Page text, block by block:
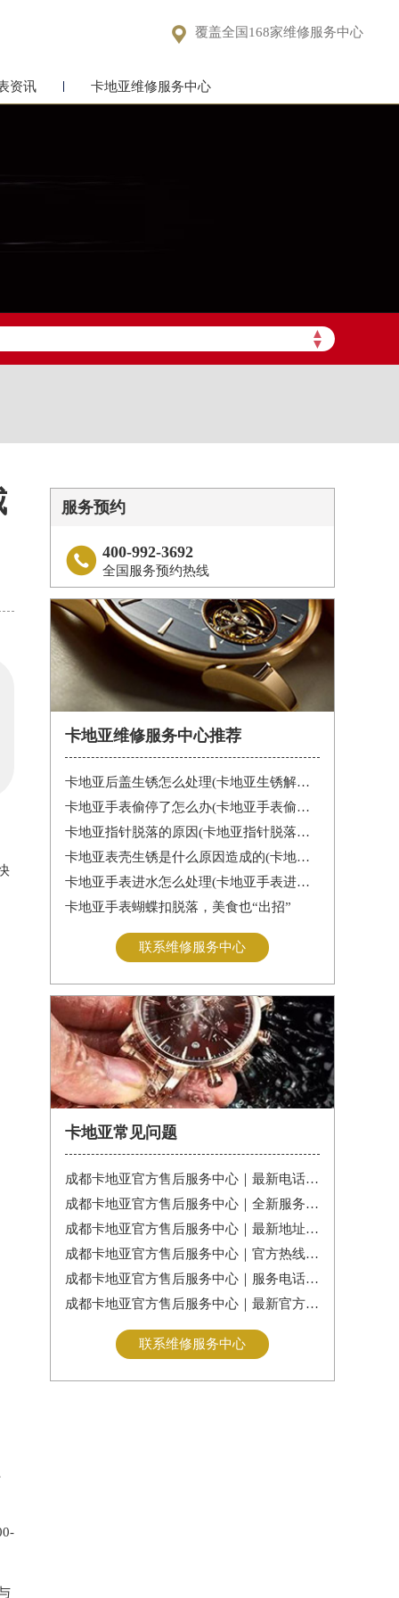
 覆盖全国168家维修服务中心
资讯 卡地亚维修服务中心
▲
▼
服务预约
 400-992-3692
全国服务预约热线
卡地亚维修服务中心推荐
卡地亚后盖生锈怎么处理(卡地亚生锈解决办法)
卡地亚手表偷停了怎么办(卡地亚手表偷停解决办法)
卡地亚指针脱落的原因(卡地亚指针脱落怎么办？)
卡地亚表壳生锈是什么原因造成的(卡地亚手表生锈怎么办？)
卡地亚手表进水怎么处理(卡地亚手表进水怎么办)
卡地亚手表蝴蝶扣脱落，美食也“出招”
联系维修服务中心
卡地亚常见问题
成都卡地亚官方售后服务中心｜最新电话和维修门店地址权威信息公告（2026年7月最新）
成都卡地亚官方售后服务中心｜全新服务热线及门店地址权威信息公告（2026年7月最新）
成都卡地亚官方售后服务中心｜最新地址及服务热线权威信息通告（2026年7月最新）
成都卡地亚官方售后服务中心｜官方热线与门店地址权威信息公示（2026年7月最新）
成都卡地亚官方售后服务中心｜服务电话及全部地址权威信息公告（2026年7月最新）
成都卡地亚官方售后服务中心｜最新官方电话和维修地址权威信息通告（2026年7月最新）
联系维修服务中心